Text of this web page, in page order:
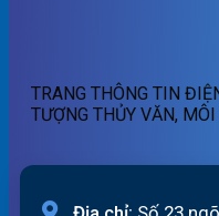
TRANG THÔNG TIN
TƯỢNG THỦY VĂN,